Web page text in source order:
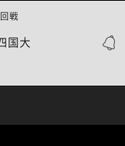
国大
戦